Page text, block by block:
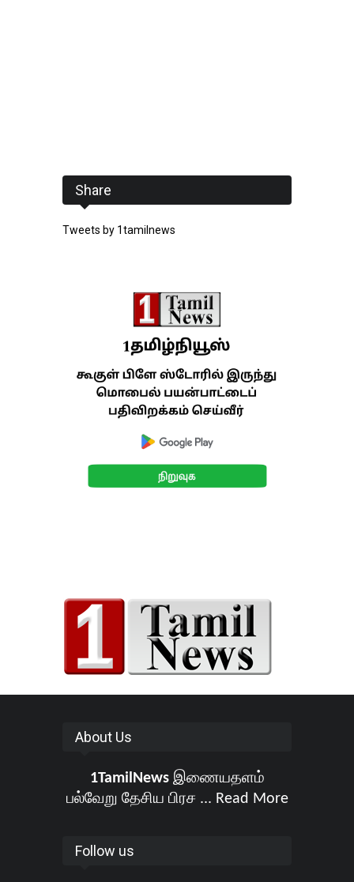
Share
Tweets by 1tamilnews
About Us
1TamilNewsஇணையதளம்
பல்வேறு தேசிய பிரச ... Read More
Follow us